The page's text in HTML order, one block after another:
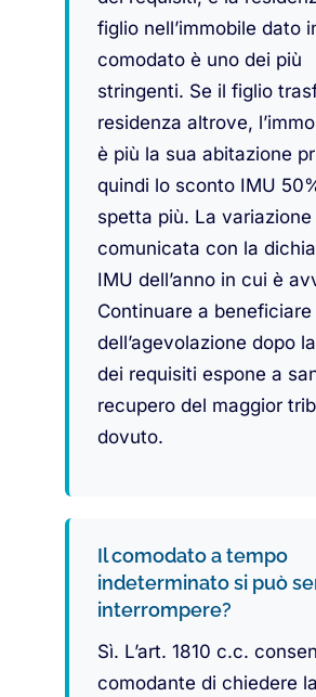
figlio nell’immobile dato
comodato è uno dei più
stringenti. Se il figlio
residenza altrove,
è più la sua abitazione
quindi lo sconto IMU
spetta più. La variazione
comunicata con la
IMU dell’anno in cui è
Continuare a beneficiare
dell’agevolazione dopo
dei requisiti espone a
recupero del maggior
dovuto.
Il comodato a tempo
indeterminato si può
interrompere?
Sì. L’art. 1810 c.c.
comodante di chiedere la